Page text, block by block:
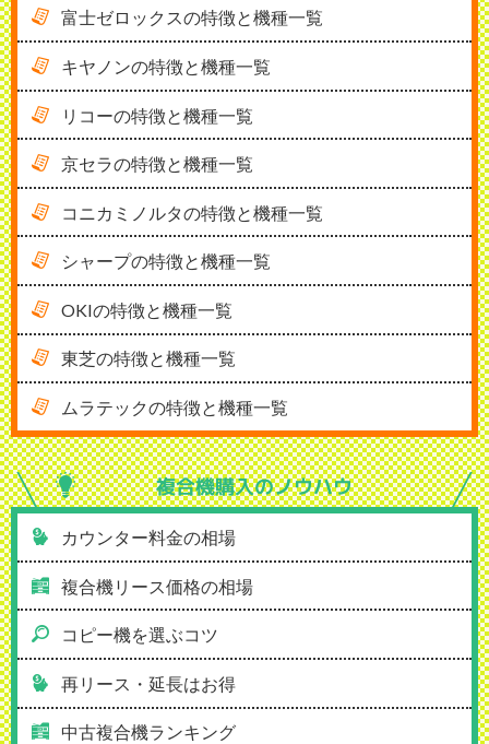
富士ゼロックスの特徴と機種一覧
キヤノンの特徴と機種一覧
リコーの特徴と機種一覧
京セラの特徴と機種一覧
コニカミノルタの特徴と機種一覧
シャープの特徴と機種一覧
OKIの特徴と機種一覧
東芝の特徴と機種一覧
ムラテックの特徴と機種一覧
複合機購入のノウハウ
カウンター料金の相場
複合機リース価格の相場
コピー機を選ぶコツ
再リース・延長はお得
中古複合機ランキング